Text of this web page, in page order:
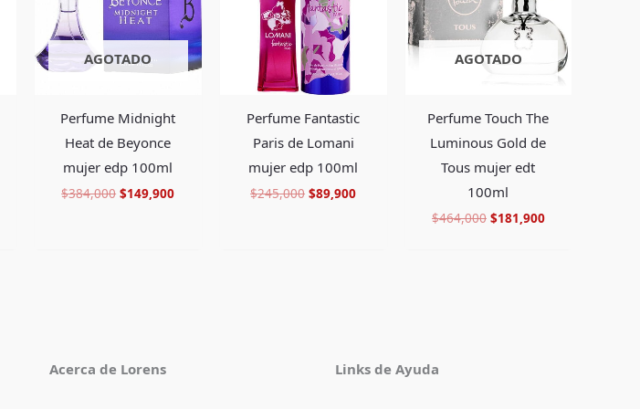
AGOTADO
Perfume Midnight
Heat de Beyonce
mujer edp 100ml
$384,000 $149,900
Perfume Fantastic
Paris de Lomani
mujer edp 100ml
$245,000 $89,900
AGOTADO
Perfume Touch The
Luminous Gold de
Tous mujer edt
100ml
$464,000 $181,900
Acerca de Lorens Links de Ayuda